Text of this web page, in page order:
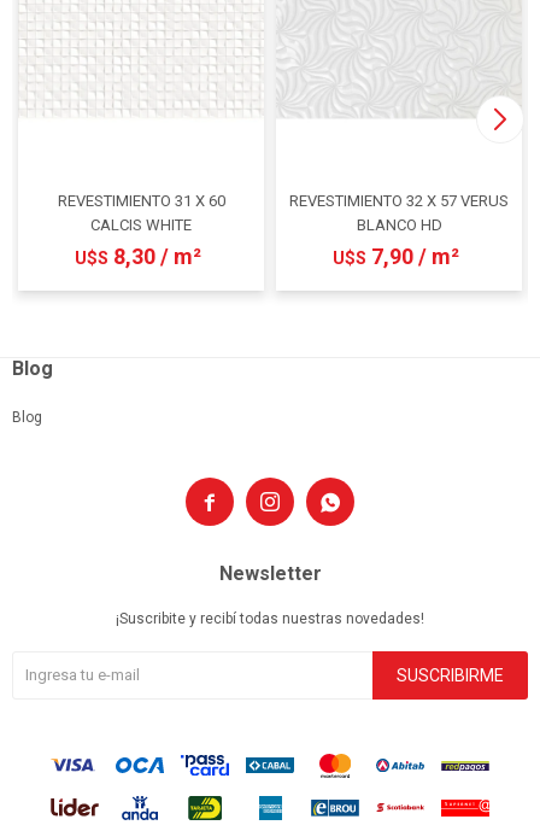
REVESTIMIENTO 31 X 60
CALCIS WHITE
U$S 8,30 / m²
REVESTIMIENTO 32 X 57 VERUS
BLANCO HD
U$S 7,90 / m²
  
Blog
Blog
Newsletter
¡Suscribite y recibí todas nuestras novedades!
SUSCRIBIRME